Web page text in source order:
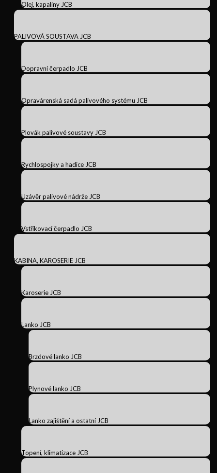
Olej, kapaliny JCB
PALIVOVÁ SOUSTAVA JCB
Dopravní čerpadlo JCB
Opravárenská sadá palivového systému JCB
Plovák palivové soustavy JCB
Rychlospojky a hadice JCB
Uzávěr palivové nádrže JCB
Vstřikovací čerpadlo JCB
KABINA, KAROSERIE JCB
Karoserie JCB
Lanko JCB
Brzdové lanko JCB
Plynové lanko JCB
Lanko zajištění a ostatní JCB
Topení, klimatizace JCB